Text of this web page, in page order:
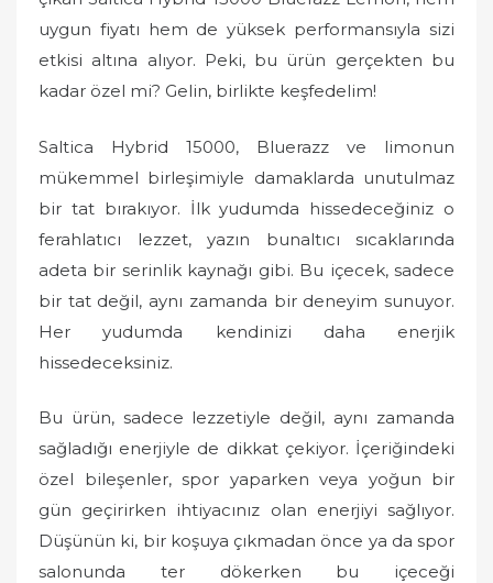
uygun fiyatı hem de yüksek performansıyla sizi
etkisi altına alıyor. Peki, bu ürün gerçekten bu
kadar özel mi? Gelin, birlikte keşfedelim!
Saltica Hybrid 15000, Bluerazz ve limonun
mükemmel birleşimiyle damaklarda unutulmaz
bir tat bırakıyor. İlk yudumda hissedeceğiniz o
ferahlatıcı lezzet, yazın bunaltıcı sıcaklarında
adeta bir serinlik kaynağı gibi. Bu içecek, sadece
bir tat değil, aynı zamanda bir deneyim sunuyor.
Her yudumda kendinizi daha enerjik
hissedeceksiniz.
Bu ürün, sadece lezzetiyle değil, aynı zamanda
sağladığı enerjiyle de dikkat çekiyor. İçeriğindeki
özel bileşenler, spor yaparken veya yoğun bir
gün geçirirken ihtiyacınız olan enerjiyi sağlıyor.
Düşünün ki, bir koşuya çıkmadan önce ya da spor
salonunda ter dökerken bu içeceği